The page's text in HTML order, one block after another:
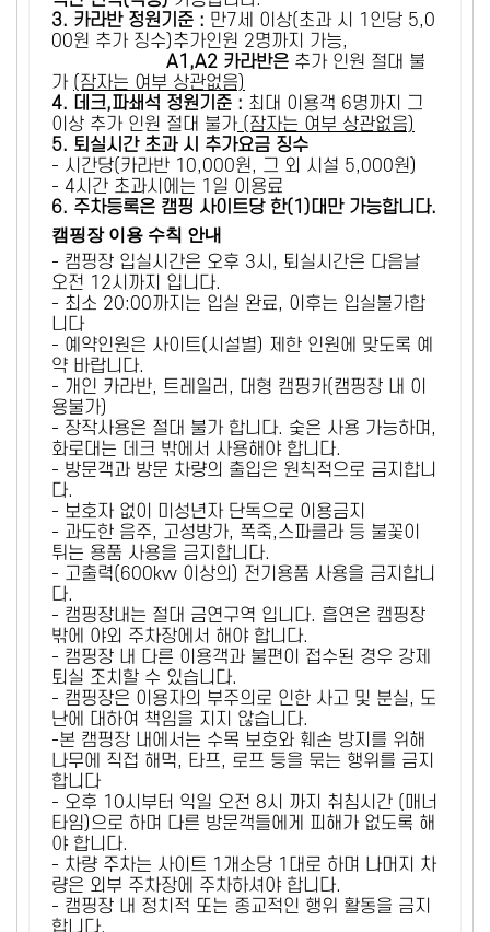
3. 카라반 정원기준 : 만7세 이상(초과 시 1인당 5,0
00원 추가 징수)추가인원 2명까지 가능,
A1,A2 카라반은 추가 인원 절대 불
가 (잠자는 여부 상관없음)
4. 데크,파쇄석 정원기준 : ​최대 이용객 6명까지 그
이상 추가 인원 절대 불가 (잠자는 여부 상관없음)
5. 퇴실시간 초과 시 추가요금 징수
- 시간당(카라반 10,000원, 그 외 시설 5,000원)
- 4시간 초과시에는 1일 이용료
6. 주차등록은 캠핑 사이트당 한(1)대만 가능합니다.
캠핑장 이용 수칙 안내
- 캠핑장 입실시간은 오후 3시, 퇴실시간은 다음날
오전 12시까지 입니다.
- 최소 20:00까지는 입실 완료, 이후는 입실불가합
니다
- 예약인원은 사이트(시설별) 제한 인원에 맞도록 예
약 바랍니다.
- 개인 카라반, 트레일러, 대형 캠핑카(캠핑장 내 이
용불가)
- 장작사용은 절대 불가 합니다. 숯은 사용 가능하며,
화로대는 데크 밖에서 사용해야 합니다.
- 방문객과 방문 차량의 출입은 원칙적으로 금지합니
다.
- 보호자 없이 미성년자 단독으로 이용금지
- 과도한 음주, 고성방가, 폭죽,스파클라 등 불꽃이
튀는 용품 사용을 금지합니다.
- 고출력(600kw 이상의) 전기용품 사용을 금지합니
다.
- 캠핑장내는 절대 금연구역 입니다. 흡연은 캠핑장
밖에 야외 주차장에서 해야 합니다.
- 캠핑장 내 다른 이용객과 불편이 접수된 경우 강제
퇴실 조치할 수 있습니다.
- 캠핑장은 이용자의 부주의로 인한 사고 및 분실, 도
난에 대하여 책임을 지지 않습니다.
-본 캠핑장 내에서는 수목 보호와 훼손 방지를 위해
나무에 직접 해먹, 타프, 로프 등을 묶는 행위를 금지
합니다
- 오후 10시부터 익일 오전 8시 까지 취침시간 (매너
타임)으로 하며 다른 방문객들에게 피해가 없도록 해
야 합니다.
- 차량 주차는 사이트 1개소당 1대로 하며 나머지 차
량은 외부 주차장에 주차하셔야 합니다.
- 캠핑장 내 정치적 또는 종교적인 행위 활동을 금지
합니다.